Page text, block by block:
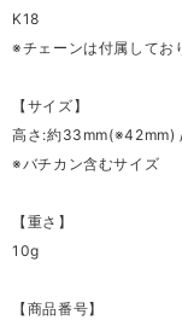
K18
※チェーンは付属してお
【サイズ】
高さ:約33mm(※42mm)
※バチカン含むサイズ
【重さ】
10g
【商品番号】